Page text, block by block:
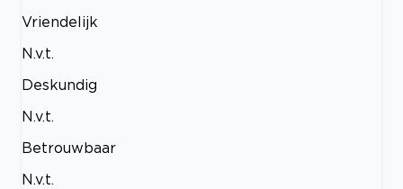
Vriendelijk
N.v.t.
Deskundig
N.v.t.
Betrouwbaar
N.v.t.